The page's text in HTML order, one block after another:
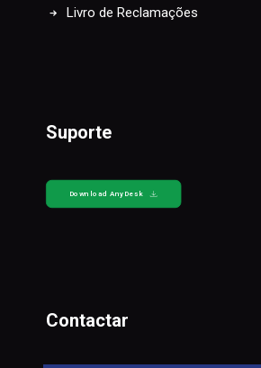
Livro de Reclamações
Suporte
Download AnyDesk
Contactar